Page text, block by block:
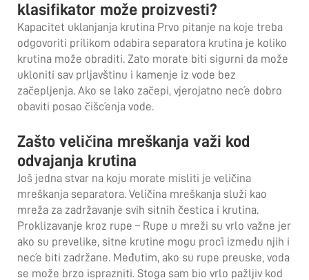
klasifikator može proizvesti?
Kapacitet uklanjanja krutina Prvo pitanje na koje treba
odgovoriti prilikom odabira separatora krutina je koliko
krutina može obraditi. Zato morate biti sigurni da može
ukloniti sav prljavštinu i kamenje iz vode bez
začepljenja. Ako se lako začepi, vjerojatno neće dobro
obaviti posao čišćenja vode.
Zašto veličina mreškanja važi kod
odvajanja krutina
Još jedna stvar na koju morate misliti je veličina
mreškanja separatora. Veličina mreškanja služi kao
mreža za zadržavanje svih sitnih čestica i krutina.
Proklizavanje kroz rupe – Rupe u mreži su vrlo važne jer
ako su prevelike, sitne krutine mogu proći između njih i
neće biti zadržane. Međutim, ako su rupe preuske, voda
se može brzo isprazniti. Stoga sam bio vrlo pažljiv kod